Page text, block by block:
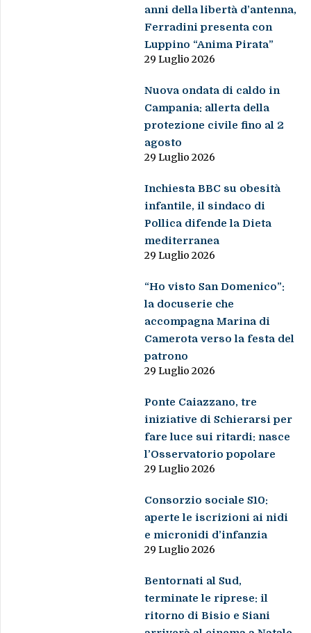
anni della libertà d’antenna,
Ferradini presenta con
Luppino “Anima Pirata”
29 Luglio 2026
Nuova ondata di caldo in
Campania: allerta della
protezione civile fino al 2
agosto
29 Luglio 2026
Inchiesta BBC su obesità
infantile, il sindaco di
Pollica difende la Dieta
mediterranea
29 Luglio 2026
“Ho visto San Domenico”:
la docuserie che
accompagna Marina di
Camerota verso la festa del
patrono
29 Luglio 2026
Ponte Caiazzano, tre
iniziative di Schierarsi per
fare luce sui ritardi: nasce
l’Osservatorio popolare
29 Luglio 2026
Consorzio sociale S10:
aperte le iscrizioni ai nidi
e micronidi d’infanzia
29 Luglio 2026
Bentornati al Sud,
terminate le riprese: il
ritorno di Bisio e Siani